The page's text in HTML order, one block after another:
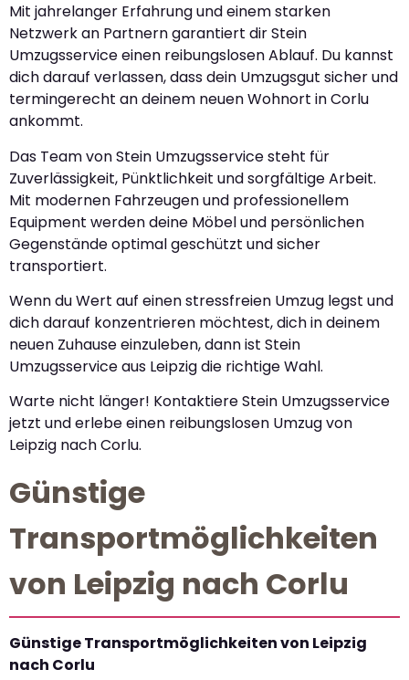
Mit jahrelanger Erfahrung und einem starken
Netzwerk an Partnern garantiert dir Stein
Umzugsservice einen reibungslosen Ablauf. Du kannst
dich darauf verlassen, dass dein Umzugsgut sicher und
termingerecht an deinem neuen Wohnort in Corlu
ankommt.
Das Team von Stein Umzugsservice steht für
Zuverlässigkeit, Pünktlichkeit und sorgfältige Arbeit.
Mit modernen Fahrzeugen und professionellem
Equipment werden deine Möbel und persönlichen
Gegenstände optimal geschützt und sicher
transportiert.
Wenn du Wert auf einen stressfreien Umzug legst und
dich darauf konzentrieren möchtest, dich in deinem
neuen Zuhause einzuleben, dann ist Stein
Umzugsservice aus Leipzig die richtige Wahl.
Warte nicht länger! Kontaktiere Stein Umzugsservice
jetzt und erlebe einen reibungslosen Umzug von
Leipzig nach Corlu.
Günstige
Transportmöglichkeiten
von Leipzig nach Corlu
Günstige Transportmöglichkeiten von Leipzig
nach Corlu